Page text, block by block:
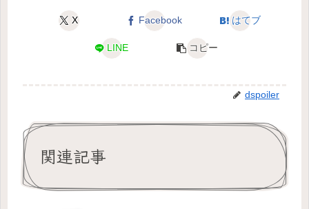
X Facebook はてブ
LINE コピー
dspoiler
関連記事